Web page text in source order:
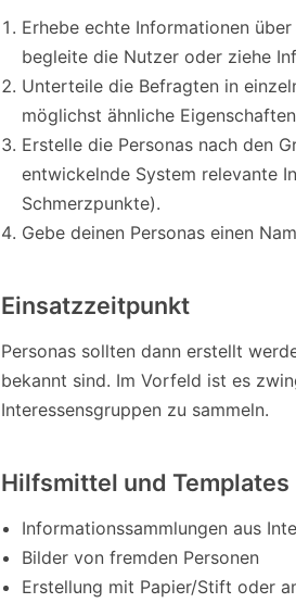
Erhebe echte Informationen
begleite die Nutzer oder ziehe
Unterteile die Befragten in
möglichst ähnliche
Erstelle die Personas nach den
entwickelnde System relevante
Schmerzpunkte).
Gebe deinen Personas einen
Einsatzzeitpunkt
Personas sollten dann erstellt
bekannt sind. Im Vorfeld ist es
Interessensgruppen zu sammeln.
Hilfsmittel und Templates
Informationssammlungen aus
Bilder von fremden Personen
Erstellung mit Papier/Stift oder